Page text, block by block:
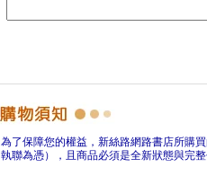
為了保障您的權益，新絲路網路書店所購
執聯為憑），且商品必須是全新狀態與完